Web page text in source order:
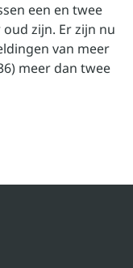
een en twee
zijn. Er zijn nu
van meer
meer dan twee